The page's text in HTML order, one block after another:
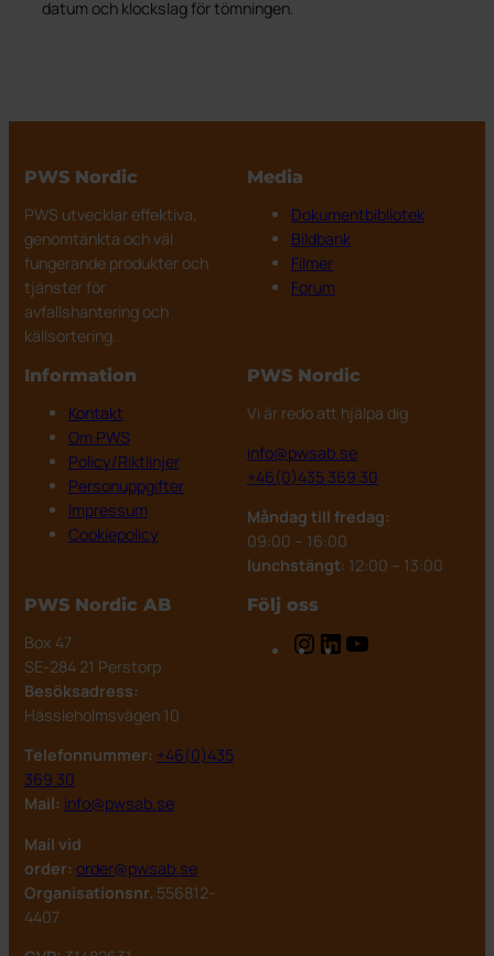
datum och klockslag för tömningen.
PWS Nordic
PWS utvecklar effektiva,
genomtänkta och väl
fungerande produkter och
tjänster för
avfallshantering och
källsortering.
Media
Dokumentbibliotek
Bildbank
Filmer
Forum
Information
Kontakt
Om PWS
Policy/Riktlinjer
Personuppgifter
Impressum
Cookiepolicy
PWS Nordic
Vi är redo att hjälpa dig
info@pwsab.se
+46(0)435 369 30
Måndag till fredag:
09:00 – 16:00
lunchstängt: 12:00 – 13:00
PWS Nordic AB
Box 47
SE-284 21 Perstorp
Besöksadress:
Hässleholmsvägen 10
Telefonnummer: +46(0)435
369 30
Mail: info@pwsab.se
Mail vid
order: order@pwsab.se
Organisationsnr. 556812-
4407
Följ oss
Instagram
LinkedIn